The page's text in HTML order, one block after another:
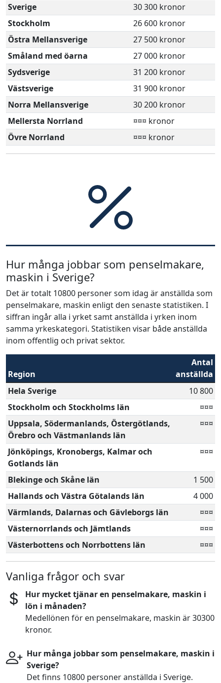
Sverige
30 300 kronor
Stockholm
26 600 kronor
Östra Mellansverige
27 500 kronor
Småland med öarna
27 000 kronor
Sydsverige
31 200 kronor
Västsverige
31 900 kronor
Norra Mellansverige
30 200 kronor
Mellersta Norrland
¤¤¤ kronor
Övre Norrland
¤¤¤ kronor
Hur många jobbar som penselmakare,
maskin i Sverige?
Det är totalt 10800 personer som idag är anställda som
penselmakare, maskin enligt den senaste statistiken. I
siffran ingår alla i yrket samt anställda i yrken inom
samma yrkeskategori. Statistiken visar både anställda
inom offentlig och privat sektor.
Region
Antal
anställda
Hela Sverige
10 800
Stockholm och Stockholms län
¤¤¤
Uppsala, Södermanlands, Östergötlands,
Örebro och Västmanlands län
¤¤¤
Jönköpings, Kronobergs, Kalmar och
Gotlands län
¤¤¤
Blekinge och Skåne län
1 500
Hallands och Västra Götalands län
4 000
Värmlands, Dalarnas och Gävleborgs län
¤¤¤
Västernorrlands och Jämtlands
¤¤¤
Västerbottens och Norrbottens län
¤¤¤
Vanliga frågor och svar
Hur mycket tjänar en penselmakare, maskin i
lön i månaden?
Medellönen för en penselmakare, maskin är 30300
kronor.
Hur många jobbar som penselmakare, maskin i
Sverige?
Det finns 10800 personer anställda i Sverige.